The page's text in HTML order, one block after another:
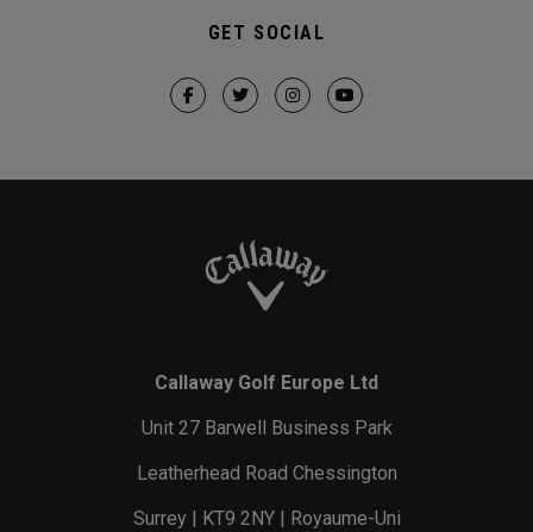
GET SOCIAL
Callaway Golf Europe Ltd
Unit 27 Barwell Business Park
Leatherhead Road Chessington
Surrey | KT9 2NY | Royaume-Uni